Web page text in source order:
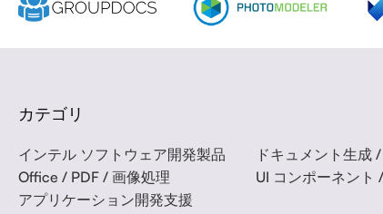
カテゴリ
インテル ソフトウェア開発製品
Office / PDF / 画像処理
アプリケーション開発支援
ドキュメント生成
UI コンポーネント